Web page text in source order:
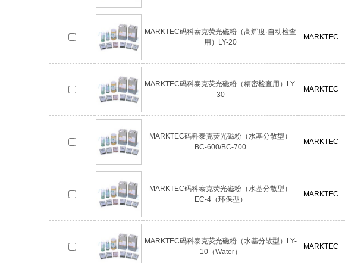
MARKTEC码科泰克荧光磁粉（高辉度·自动检查
用）LY-20
MARKTEC
MARKTEC码科泰克荧光磁粉（精密检查用）LY-
30
MARKTEC
MARKTEC码科泰克荧光磁粉（水基分散型）
BC-600/BC-700
MARKTEC
MARKTEC码科泰克荧光磁粉（水基分散型）
EC-4（环保型）
MARKTEC
MARKTEC码科泰克荧光磁粉（水基分散型）LY-
10（Water）
MARKTEC